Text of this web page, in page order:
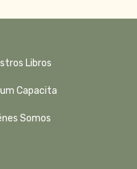
Libros
Capacita
Somos